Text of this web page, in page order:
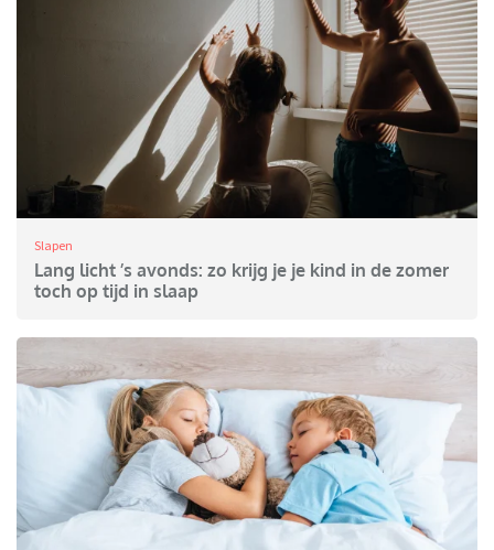
Slapen
Lang licht ’s avonds: zo krijg je je kind in de zomer
toch op tijd in slaap